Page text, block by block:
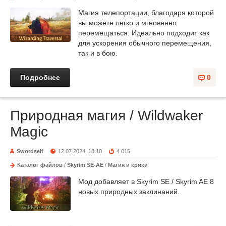
Магия телепортации, благодаря которой
вы можете легко и мгновенно
перемещаться. Идеально подходит как
для ускорения обычного перемещения,
так и в бою.
0
Подробнее
Природная магия / Wildwaker
Magic
Swordself 12.07.2024, 18:10 4 015
Каталог файлов / Skyrim SE-AE / Магия и крики
Мод добавляет в Skyrim SE / Skyrim AE 8
новых природных заклинаний.